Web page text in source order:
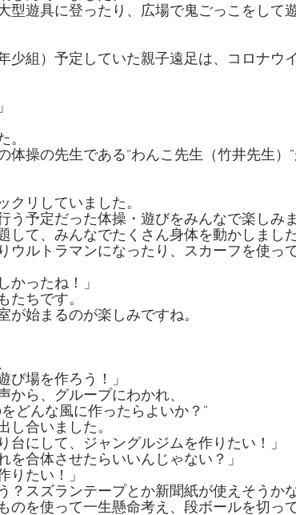
型遊具に登ったり、広場で鬼ごっこをして
少組）予定していた親子遠足は、コロナウ
。
体操の先生である“わんこ先生（竹井先生）
クリしていました。
う予定だった体操・遊びをみんなで楽しみま
して、みんなでたくさん身体を動かしました
ウルトラマンになったり、スカーフを使っ
かったね！」
たちです。
が始まるのが楽しみですね。
び場を作ろう！」
から、グループにわかれ、
どんな風に作ったらよいか？”
し合いました。
台にして、ジャングルジムを作りたい！」
を合体させたらいいんじゃない？」
りたい！」
？スズランテープとか新聞紙が使えそうかな
のを使って一生懸命考え、段ボールを切っ